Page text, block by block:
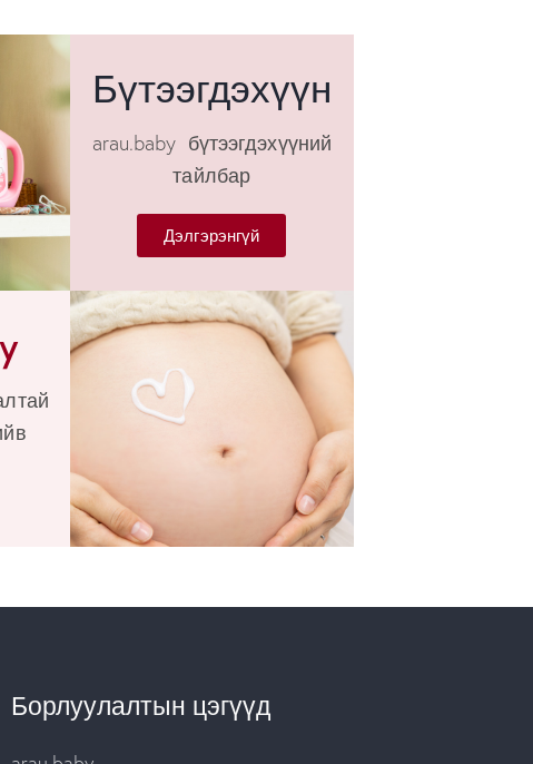
Бүтээгдэхүүн
arau.baby бүтээгдэхүүний
тайлбар
Дэлгэрэнгүй
Борлуулалтын цэгүүд